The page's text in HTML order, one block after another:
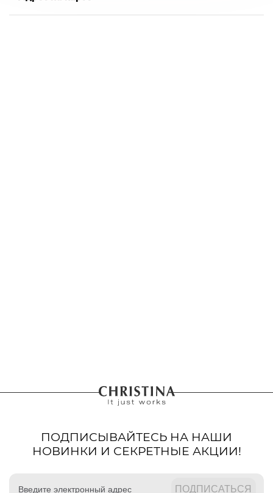
ПОДПИСЫВАЙТЕСЬ НА НАШИ
НОВИНКИ И СЕКРЕТНЫЕ АКЦИИ!